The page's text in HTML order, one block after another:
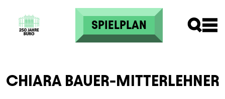
Direkt zum Inhalt
SPIELPLAN
CHIARA BAUER-MITTERLEHNER